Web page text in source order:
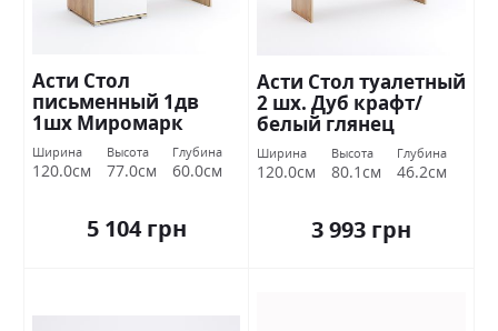
Асти Стол
письменный 1дв
1шх Миромарк
Ширина
120.0см
Высота
77.0см
Глубина
60.0см
5 104 грн
Асти Стол туалетный
2 шх. Дуб крафт/
белый глянец
Миромарк
Ширина
120.0см
Высота
80.1см
Глубина
46.2см
3 993 грн